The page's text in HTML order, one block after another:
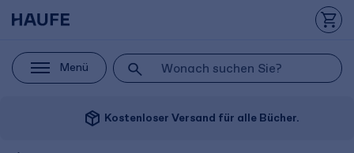
Menü
package_2 Kostenloser Versand für alle Bücher.